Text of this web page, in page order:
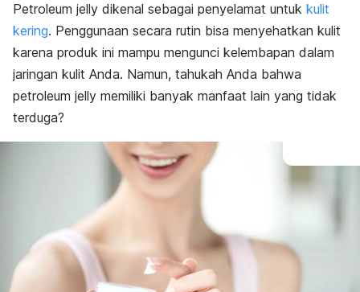
Petroleum jelly dikenal sebagai penyelamat untuk kulit
kering. Penggunaan secara rutin bisa menyehatkan kulit
karena produk ini mampu mengunci kelembapan dalam
jaringan kulit Anda. Namun, tahukah Anda bahwa
petroleum jelly memiliki banyak manfaat lain yang tidak
terduga?